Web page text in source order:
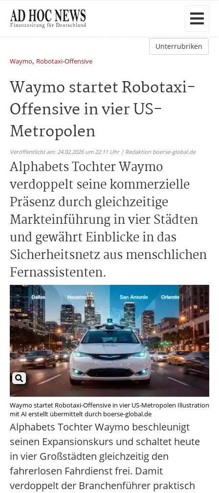
Unterrubriken
Waymo, Robotaxi-Offensive
Waymo startet Robotaxi-
Offensive in vier US-
Metropolen
Veröffentlicht am: 24.02.2026 um 22:11 Uhr | Redaktion boerse-global.de
Alphabets Tochter Waymo
verdoppelt seine kommerzielle
Präsenz durch gleichzeitige
Markteinführung in vier Städten
und gewährt Einblicke in das
Sicherheitsnetz aus menschlichen
Fernassistenten.
Waymo startet Robotaxi-Offensive in vier US-Metropolen Illustration
mit AI erstellt übermittelt durch boerse-global.de
Alphabets Tochter Waymo beschleunigt
seinen Expansionskurs und schaltet heute
in vier Großstädten gleichzeitig den
fahrerlosen Fahrdienst frei. Damit
verdoppelt der Branchenführer praktisch